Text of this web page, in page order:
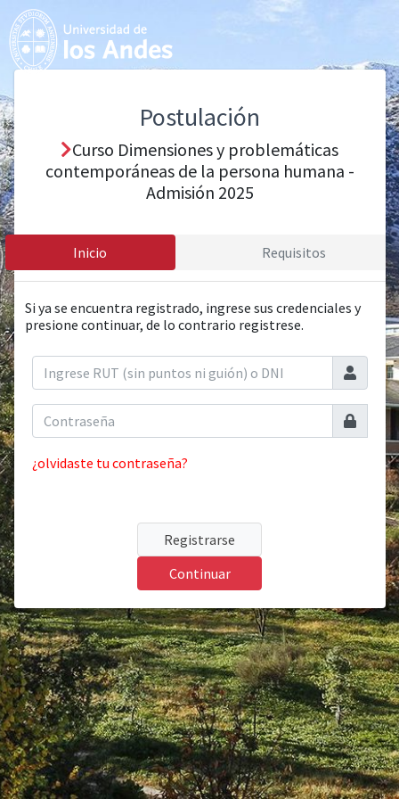
Postulación
Curso Dimensiones y problemáticas
contemporáneas de la persona humana -
Admisión 2025
Inicio Requisitos
Si ya se encuentra registrado, ingrese sus credenciales y
presione continuar, de lo contrario registrese.
¿olvidaste tu contraseña?
Registrarse
Continuar